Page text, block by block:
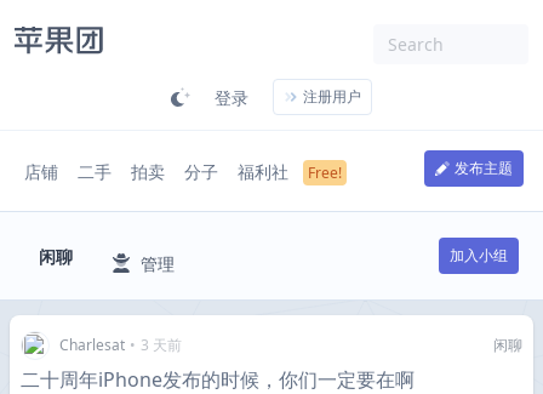
登录 注册用户
店铺 二手 拍卖 分子 福利社 发布主题
闲聊 管理 加入小组
Charlesat • 3 天前 闲聊
二十周年iPhone发布的时候，你们一定要在啊